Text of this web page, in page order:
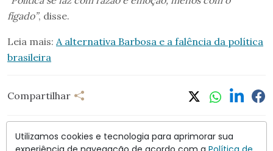
fígado”, disse.
Leia mais: A alternativa Barbosa e a falência da política
brasileira
Compartilhar
Utilizamos cookies e tecnologia para aprimorar sua